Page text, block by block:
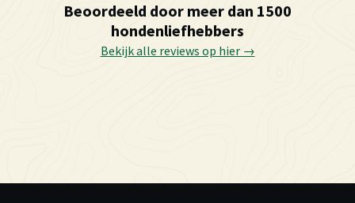
Beoordeeld door meer dan 1500
hondenliefhebbers
Bekijk alle reviews op hier →